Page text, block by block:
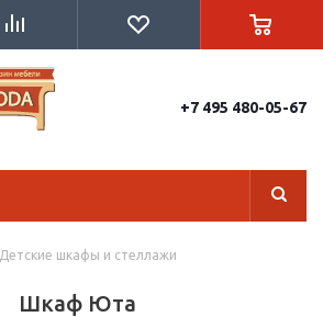
+7 495 480-05-67
Детские шкафы и стеллажи
Шкаф Юта